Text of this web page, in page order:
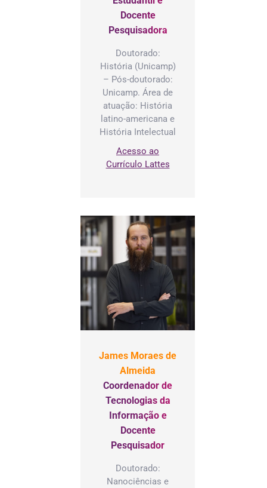
Docente
Pesquisadora
Doutorado:
História (Unicamp)
– Pós-doutorado:
Unicamp. Área de
atuação: História
latino-americana e
História Intelectual
Acesso ao
Currículo Lattes
James Moraes de
Almeida
Coordenador de
Tecnologias da
Informação e
Docente
Pesquisador
Doutorado:
Nanociências e